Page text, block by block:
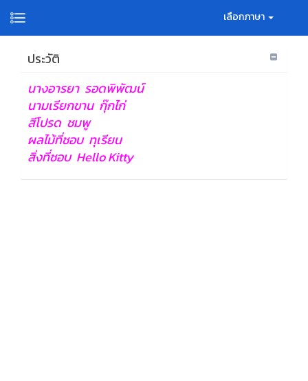
เลือกภาษา
ประวัติ
นางอารยา รอดพิพัฒน์
นามเรียกขาน กุ๊กไก่
สีโปรด ชมพู
ผลไม้ที่ชอบ ทุเรียน
สิ่งที่ชอบ Hello Kitty